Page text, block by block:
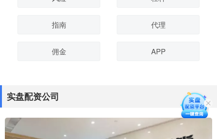
指南 代理
佣金 APP
实盘配资公司